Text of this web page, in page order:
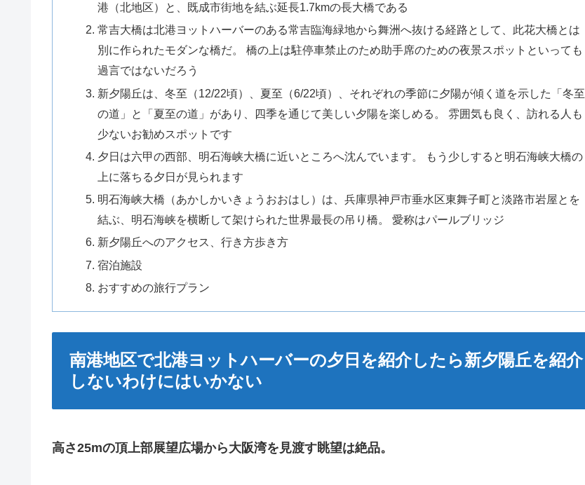
港（北地区）と、既成市街地を結ぶ延長1.7kmの長大橋である
常吉大橋は北港ヨットハーバーのある常吉臨海緑地から舞洲へ抜ける経路として、此花大橋とは
別に作られたモダンな橋だ。 橋の上は駐停車禁止のため助手席のための夜景スポットといっても
過言ではないだろう
新夕陽丘は、冬至（12/22頃）、夏至（6/22頃）、それぞれの季節に夕陽が傾く道を示した「冬至
の道」と「夏至の道」があり、四季を通じて美しい夕陽を楽しめる。 雰囲気も良く、訪れる人も
少ないお勧めスポットです
夕日は六甲の西部、明石海峡大橋に近いところへ沈んでいます。 もう少しすると明石海峡大橋の
上に落ちる夕日が見られます
明石海峡大橋（あかしかいきょうおおはし）は、兵庫県神戸市垂水区東舞子町と淡路市岩屋とを
結ぶ、明石海峡を横断して架けられた世界最長の吊り橋。 愛称はパールブリッジ
新夕陽丘へのアクセス、行き方歩き方
宿泊施設
おすすめの旅行プラン
南港地区で北港ヨットハーバーの夕日を紹介したら新夕陽丘を紹介
しないわけにはいかない
高さ25mの頂上部展望広場から大阪湾を見渡す眺望は絶品。